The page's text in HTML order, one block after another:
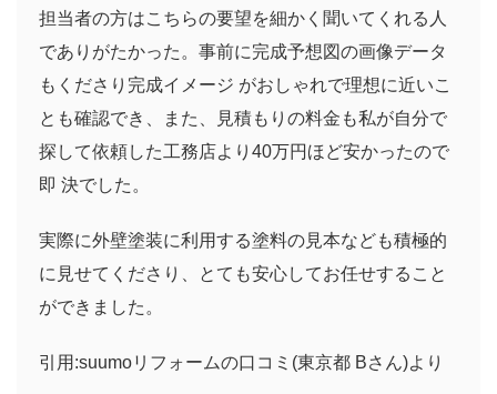
担当者の方はこちらの要望を細かく聞いてくれる人
でありがたかった。事前に完成予想図の画像データ
もくださり完成イメージ がおしゃれで理想に近いこ
とも確認でき、また、見積もりの料金も私が自分で
探して依頼した工務店より40万円ほど安かったので
即 決でした。
実際に外壁塗装に利用する塗料の見本なども積極的
に見せてくださり、とても安心してお任せすること
ができました。
引用:suumoリフォームの口コミ(東京都 Bさん)より